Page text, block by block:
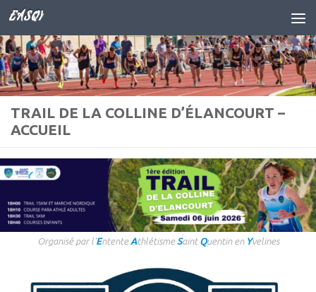
Skip to content
EASQY
TRAIL DE LA COLLINE D’ÉLANCOURT –
ACCUEIL
Organisé par l’EntenteAthlétismeSaintQuentin en Yvelines